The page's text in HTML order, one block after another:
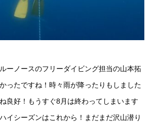
ーノースのフリーダイビング担当の山本拓
ったですね！時々雨が降ったりもしました
良好！もうすぐ8月は終わってしまいます
イシーズンはこれから！まだまだ沢山潜り